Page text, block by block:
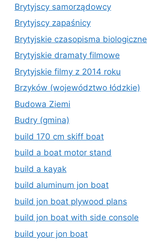
Brytyjscy samorządowcy
Brytyjscy zapaśnicy
Brytyjskie czasopisma biologiczne
Brytyjskie dramaty filmowe
Brytyjskie filmy z 2014 roku
Brzyków (województwo łódzkie)
Budowa Ziemi
Budry (gmina)
build 170 cm skiff boat
build a boat motor stand
build a kayak
build aluminum jon boat
build jon boat plywood plans
build jon boat with side console
build your jon boat